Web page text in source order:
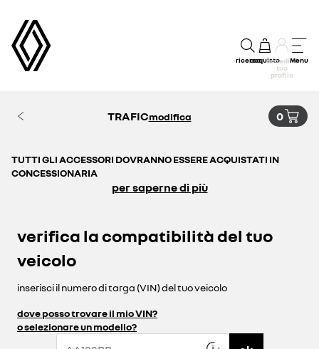
ricercaacquistoaccedi al
tuo
profilo
Menu
TRAFICmodifica 0
TUTTI GLI ACCESSORI DOVRANNO ESSERE ACQUISTATI IN
CONCESSIONARIA
per saperne di più
verifica la compatibilità del tuo
veicolo
inserisci il numero di targa (VIN) del tuo veicolo
dove posso trovare il mio VIN?
o selezionare un modello?